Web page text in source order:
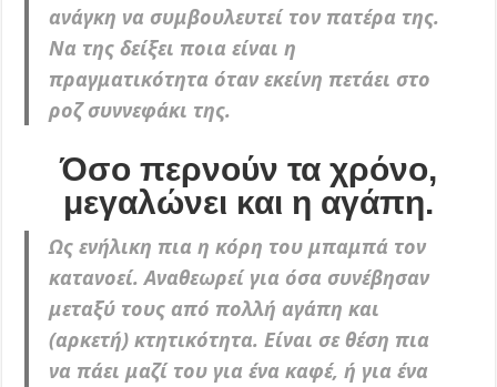
ανάγκη να συμβουλευτεί τον πατέρα της.
Να της δείξει ποια είναι η
πραγματικότητα όταν εκείνη πετάει στο
ροζ συννεφάκι της.
Όσο περνούν τα χρόνο,
μεγαλώνει και η αγάπη.
Ως ενήλικη πια η κόρη του μπαμπά τον
κατανοεί. Αναθεωρεί για όσα συνέβησαν
μεταξύ τους από πολλή αγάπη και
(αρκετή) κτητικότητα. Είναι σε θέση πια
να πάει μαζί του για ένα καφέ, ή για ένα